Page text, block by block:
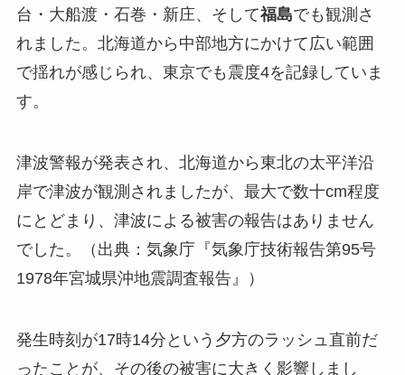
台・大船渡・石巻・新庄、そして福島でも観測さ
れました。北海道から中部地方にかけて広い範囲
で揺れが感じられ、東京でも震度4を記録していま
す。
津波警報が発表され、北海道から東北の太平洋沿
岸で津波が観測されましたが、最大で数十cm程度
にとどまり、津波による被害の報告はありません
でした。（出典：気象庁『気象庁技術報告第95号
1978年宮城県沖地震調査報告』）
発生時刻が17時14分という夕方のラッシュ直前だ
ったことが、その後の被害に大きく影響しまし